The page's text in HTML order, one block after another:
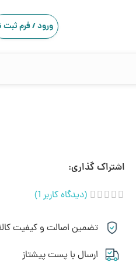
ورود / فرم ثبت
اشتراک گذاری:
(دیدگاه کاربر 1
)
تضمین اصالت و کیفیت کالا
ارسال با پست پیشتاز